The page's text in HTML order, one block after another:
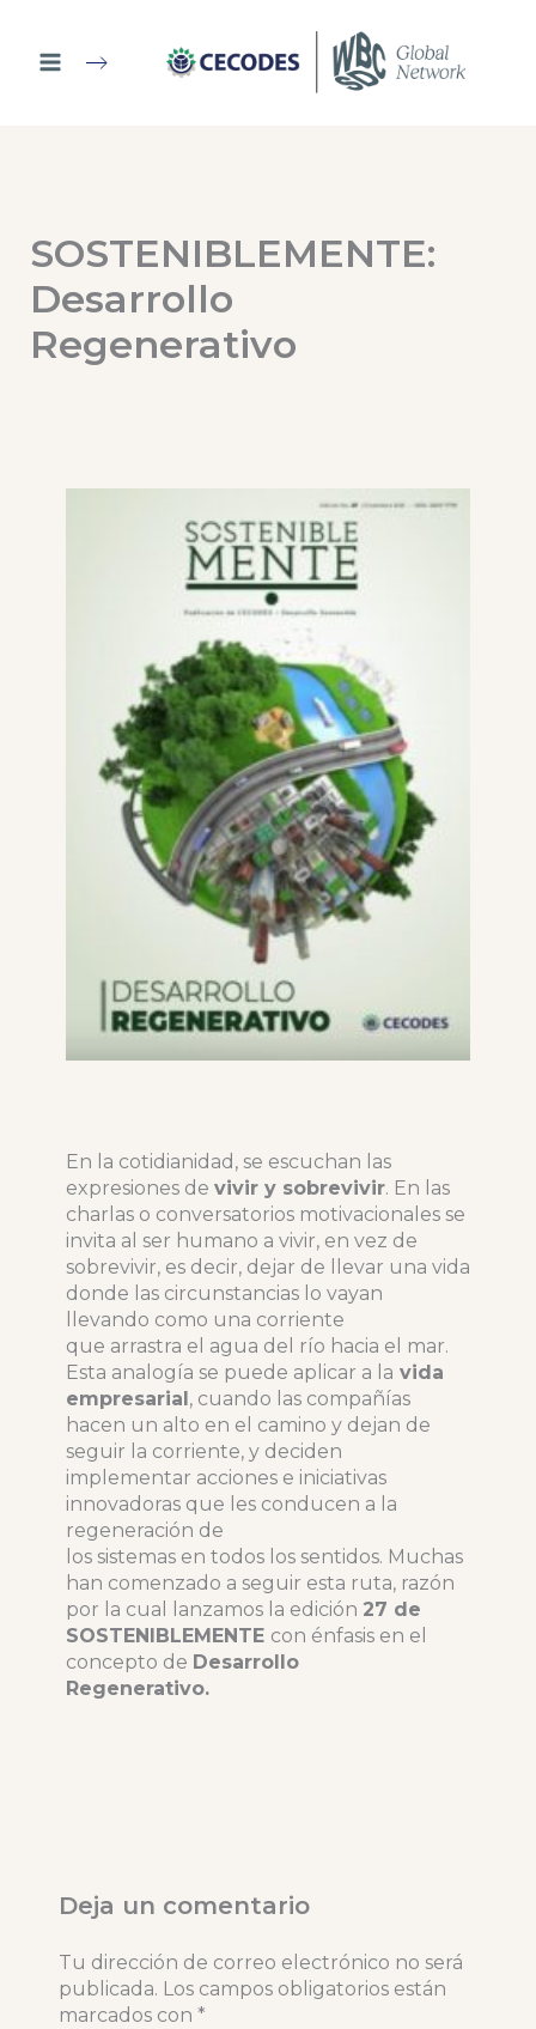
contenido
SOSTENIBLEMENTE:
Desarrollo
Regenerativo
En la cotidianidad, se escuchan las
expresiones de vivir y sobrevivir. En las
charlas o conversatorios motivacionales se
invita al ser humano a vivir, en vez de
sobrevivir, es decir, dejar de llevar una vida
donde las circunstancias lo vayan
llevando como una corriente
que arrastra el agua del río hacia el mar.
Esta analogía se puede aplicar a la vida
empresarial, cuando las compañías
hacen un alto en el camino y dejan de
seguir la corriente, y deciden
implementar acciones e iniciativas
innovadoras que les conducen a la
regeneración de
los sistemas en todos los sentidos. Muchas
han comenzado a seguir esta ruta, razón
por la cual lanzamos la edición 27 de
SOSTENIBLEMENTE con énfasis en el
concepto de Desarrollo
Regenerativo.
Deja un comentario
Tu dirección de correo electrónico no será
publicada. Los campos obligatorios están
marcados con *